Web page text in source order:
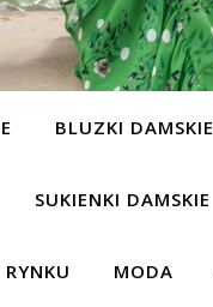
BLUZKI DAMSKIE
SUKIENKI DAMSKIE
MODA